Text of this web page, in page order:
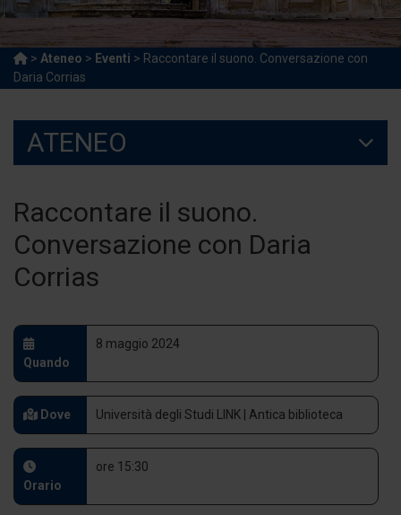
> Ateneo > Eventi > Raccontare il suono. Conversazione con
Daria Corrias
ATENEO
Raccontare il suono.
Conversazione con Daria
Corrias
Quando
8 maggio 2024
Dove Università degli Studi LINK | Antica biblioteca
Orario
ore 15:30